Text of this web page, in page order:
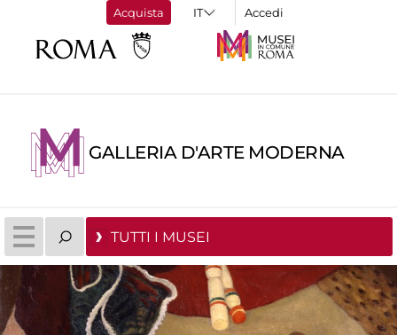
Acquista Accedi
GALLERIA D'ARTE MODERNA
TUTTI I MUSEI